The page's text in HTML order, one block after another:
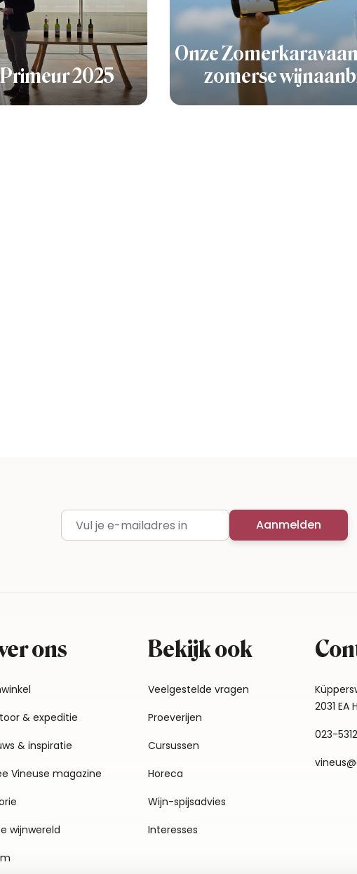
2025
Onze
zomerse
E-mailadres Aanmelden
ons
& expeditie
& inspiratie
Vineuse magazine
wijnwereld
Bekijk ook
Veelgestelde vragen
Proeverijen
Cursussen
Horeca
Wijn-spijsadvies
Interesses
2031 EA
023-